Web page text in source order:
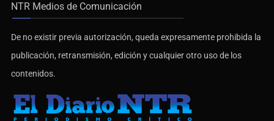
NTR Medios de Comunicación
De no existir previa autorización, queda expresamente prohibida la
publicación, retransmisión, edición y cualquier otro uso de los
contenidos.